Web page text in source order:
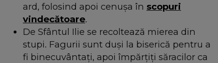
ard, folosind apoi cenușa în scopuri
vindecătoare.
De Sfântul Ilie se recoltează mierea din
stupi. Fagurii sunt duși la biserică pentru a
fi binecuvântați, apoi împărțiți săracilor ca